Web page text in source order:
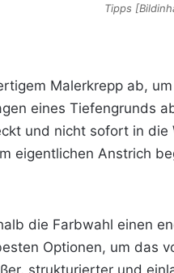
Tipps
Malerkrepp ab,
eines Tiefengrunds
und nicht sofort in die
eigentlichen Anstrich
die Farbwahl einen
Optionen, um das